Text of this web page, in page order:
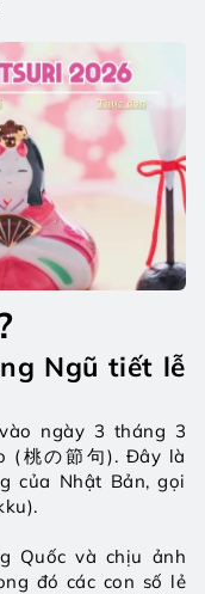
Ngũ tiết lễ
ngày 3 tháng 3
(桃の節句). Đây là
của Nhật Bản, gọi
Quốc và chịu ảnh
đó các con số lẻ